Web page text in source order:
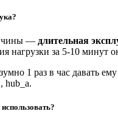
— длительная
нагрузки за 5-10 минут
1 раз в час давать
hub_a.